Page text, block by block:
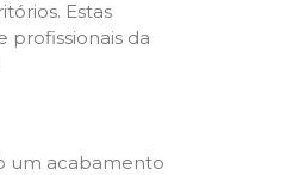
Estas
profissionais da
um acabamento